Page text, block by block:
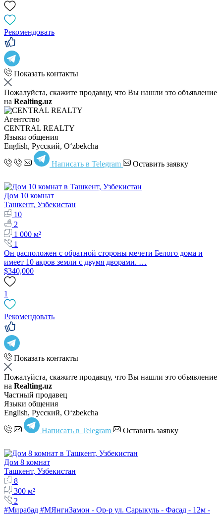
Рекомендовать
Показать контакты
Пожалуйста, скажите продавцу, что Вы нашли это объявление
на Realting.uz
Агентство
CENTRAL REALTY
Языки общения
English, Русский, Oʻzbekcha
Написать в Telegram Оставить заявку
Дом 10 комнат
Ташкент, Узбекистан
10
2
1 000 м²
1
Он расположен с обратной стороны мечети Белого дома и
имеет 10 акров земли с двумя дворами. …
$340,000
1
Рекомендовать
Показать контакты
Пожалуйста, скажите продавцу, что Вы нашли это объявление
на Realting.uz
Частный продавец
Языки общения
English, Русский, Oʻzbekcha
Написать в Telegram Оставить заявку
Дом 8 комнат
Ташкент, Узбекистан
8
300 м²
2
#Мирабад #МЯнгиЗамон - Ор-р ул. Сарыкуль - Фасад - 12м -